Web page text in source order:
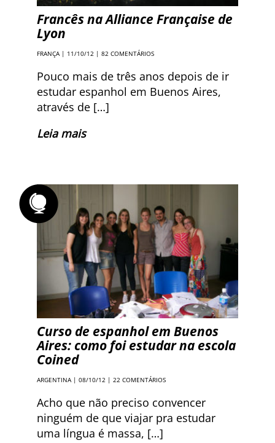
Francês na Alliance Française de
Lyon
FRANÇA| 11/10/12 | 82 COMENTÁRIOS
Pouco mais de três anos depois de ir
estudar espanhol em Buenos Aires,
através de […]
Leia mais
Curso de espanhol em Buenos
Aires: como foi estudar na escola
Coined
ARGENTINA | 08/10/12 | 22 COMENTÁRIOS
Acho que não preciso convencer
ninguém de que viajar pra estudar
uma língua é massa, […]